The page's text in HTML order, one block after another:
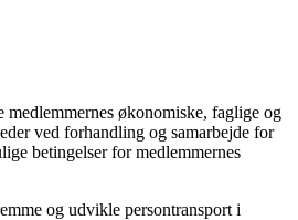
medlemmernes økonomiske, faglige og
ved forhandling og samarbejde for
betingelser for medlemmernes
og udvikle persontransport i